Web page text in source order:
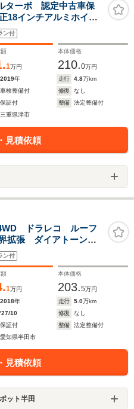
ターボ 認定中古車保
18インチアルミホイー
イト/バックモニター/
フレール
ン付
1万円
本体価格
210.0万円
2019年 走行 4.8万km
車検整備付 修復
なし
保証付 整備
法定整備付
三重県津市
見積依頼
ドラレコ ルーフ
拡張 ダイアトーンナ
オ USB フロントカ
スマートリヤビュ
ン付
1万円
本体価格
203.5万円
2018年 走行 5.0万km
'27/10 修復
なし
保証付 整備
法定整備付
愛知県半田市
見積依頼
ット半田